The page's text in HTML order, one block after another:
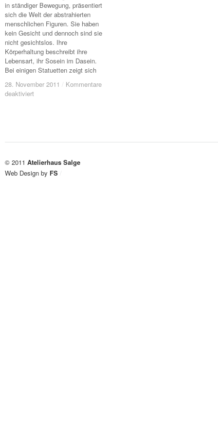
in ständiger Bewegung, präsentiert
sich die Welt der abstrahierten
menschlichen Figuren. Sie haben
kein Gesicht und dennoch sind sie
nicht gesichtslos. Ihre
Körperhaltung beschreibt ihre
Lebensart, ihr Sosein im Dasein.
Bei einigen Statuetten zeigt sich
28. November 2011 / Kommentare
deaktiviertfür
28. November 2011 / Kommentare
deaktiviertfür
© 2011 Atelierhaus Salge
Web Design by FS /